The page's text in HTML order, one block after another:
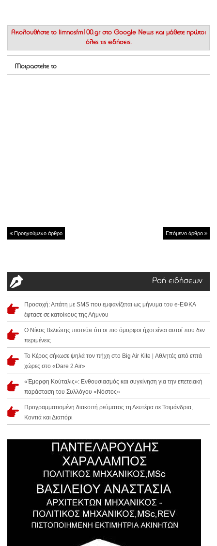
Ακολουθήστε το limnosfm100.gr στο Google News και μάθετε πρώτοι
όλες τις ειδήσεις.
Μοιραστείτε το
Προηγούμενο άρθρο Επόμενο άρθρο
Ροή ειδήσεων
Προσοχή: Απάτη με SMS που εμφανίζεται ως μήνυμα του e-ΕΦΚΑ
έφτασε σε κατοίκους της Λήμνου
Ο Νίκος Βελιώτης πιστεύει ότι οι πιο όμορφοι ήχοι είναι αυτοί που δεν
περιμένεις
Το Κέρος σήκωσε ψηλά τον πήχη στο Big Air Kite | Αθλητές από επτά
χώρες στο «Dare 2 Air»
«Έμορφη Κούταλις»: Ενθουσιασμός και συγκίνηση για την επετειακή
παράσταση του Συλλόγου «Νόστος»
Προγραμματισμένη διακοπή ρεύματος τη Δευτέρα σε Τσιμάνδρια,
Κοντιά και Διαπόρι